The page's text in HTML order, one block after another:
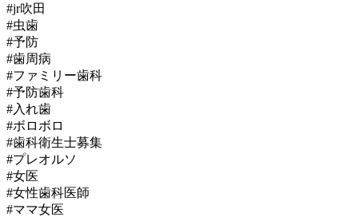
#jr吹田
#虫歯
#予防
#歯周病
#ファミリー歯科
#予防歯科
#入れ歯
#ボロボロ
#歯科衛生士募集
#プレオルソ
#女医
#女性歯科医師
#ママ女医